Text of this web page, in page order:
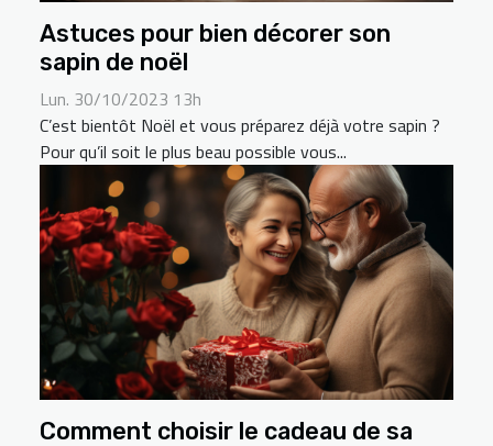
Astuces pour bien décorer son
sapin de noël
Lun. 30/10/2023 13h
C’est bientôt Noël et vous préparez déjà votre sapin ?
Pour qu’il soit le plus beau possible vous...
Comment choisir le cadeau de sa